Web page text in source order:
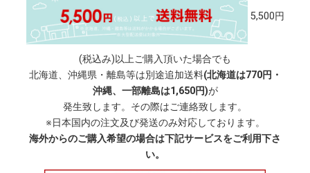
5,500円
(税込み)以上ご購入頂いた場合でも
北海道、沖縄県・離島等は別途追加送料(北海道は770円・
沖縄、一部離島は1,650円)が
発生致します。その際はご連絡致します。
※日本国内の注文及び発送のみ対応しております。
海外からのご購入希望の場合は下記サービスをご利用下さ
い。